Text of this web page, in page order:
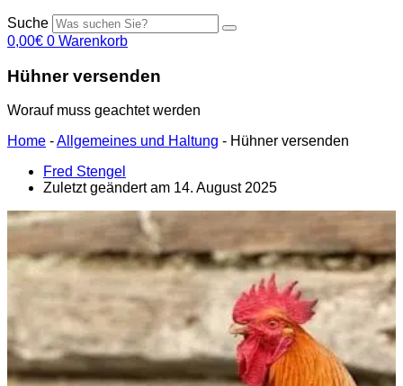
Suche
0,00€ 0 Warenkorb
Hühner versenden
Worauf muss geachtet werden
Home -Allgemeines und Haltung - Hühner versenden
Fred Stengel
Zuletzt geändert am 14. August 2025